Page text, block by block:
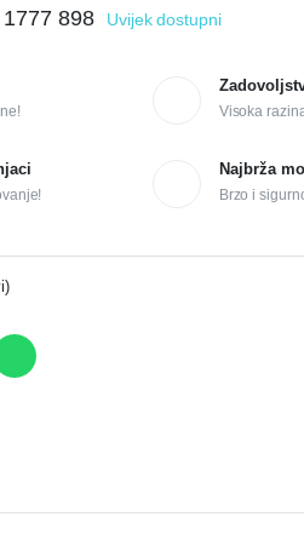
898 Uvijek dostupni
Visoka
Najbrža
Brzo i